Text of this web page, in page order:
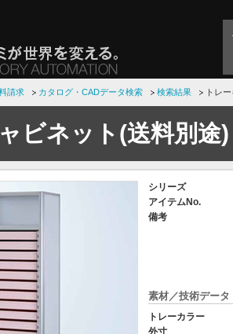
請求 カタログ・CADデータ検索 検索結果 トレ
ビネット(送料別途)
シリーズ
アイテムNo.
備考
素材／技術データ
トレーカラー
外寸